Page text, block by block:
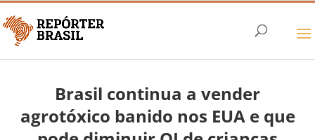
Brasil continua a vender
agrotóxico banido nos EUA e que